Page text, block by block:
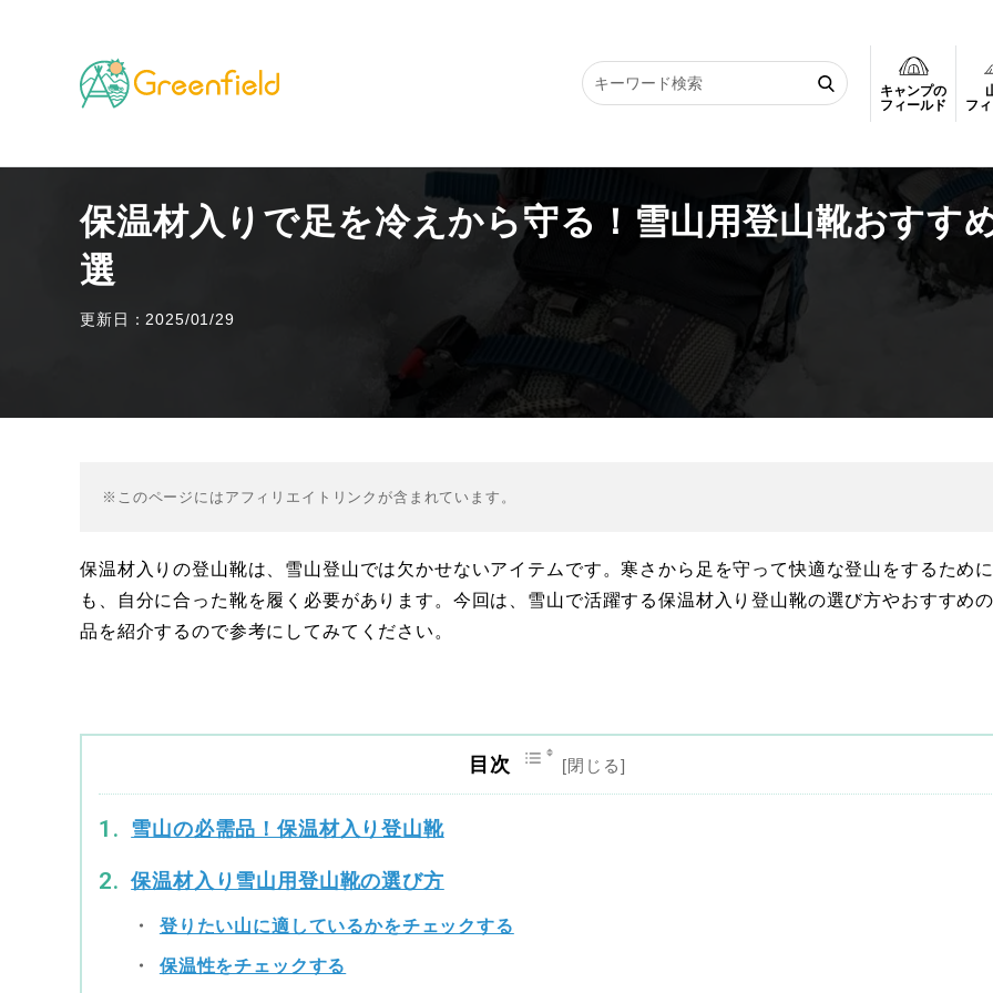
キャンプの
フィールド
フ
TOP 山のフィールド 保温材入りで足を冷えから守る！雪山用登山靴おすすめ5選
保温材入りで足を冷えから守る！雪山用登山靴おすす
選
更新日：2025/01/29
※このページにはアフィリエイトリンクが含まれています。
保温材入りの登山靴は、雪山登山では欠かせないアイテムです。寒さから足を守って快適な登山をするため
も、自分に合った靴を履く必要があります。今回は、雪山で活躍する保温材入り登山靴の選び方やおすすめ
品を紹介するので参考にしてみてください。
目次
雪山の必需品！保温材入り登山靴
保温材入り雪山用登山靴の選び方
登りたい山に適しているかをチェックする
保温性をチェックする